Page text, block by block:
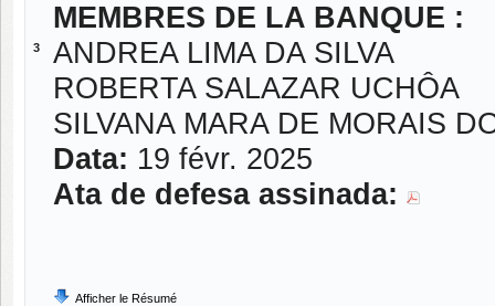
3
MEMBRES DE LA BANQUE :
ANDREA LIMA DA SILVA
ROBERTA SALAZAR UCHÔA
SILVANA MARA DE MORAIS
Data: 19 févr. 2025
Ata de defesa assinada:
Afficher le Résumé